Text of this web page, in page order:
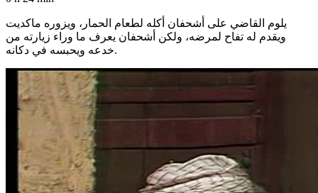
يلوم القاضي على أشحفان أكله لطعام الحمار، ويزوره ماكديت
ويقدم له تفاح لمرضه، ولكن أشحفان يعرف ما وراء زيارته من
خدعه ويحبسه في دكانه.